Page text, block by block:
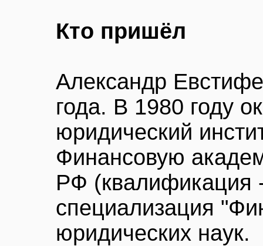
Кто пришёл
Александр
года. В 1980 году
юридический
Финансовую
РФ (квалификация
специализация
юридических наук.